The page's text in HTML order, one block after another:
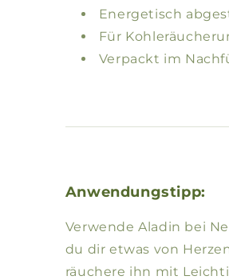
Energetisch
Für
Verpackt im
Anwendungstipp:
Verwende Aladin bei
du dir etwas von
räuchere ihn mit